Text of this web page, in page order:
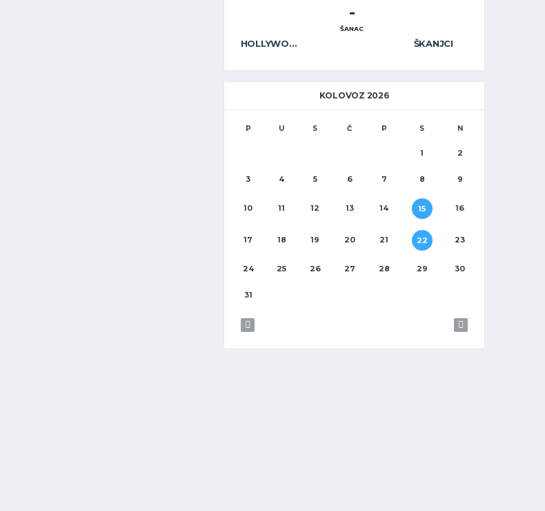
HOLLYWOOD CAFÉ ŠKANJCI
-
ŠANAC
KOLOVOZ 2026
P U S Č P S N
1 2
3 4 5 6 7 8 9
10 11 12 13 14 15 16
17 18 19 20 21 22 23
24 25 26 27 28 29 30
31